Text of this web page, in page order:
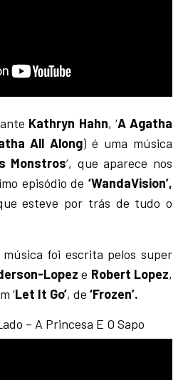
Kathryn Hahn, ‘A Agatha
All Along) é uma música
Monstros‘, que aparece nos
episódio de ‘WandaVision’,
esteve por trás de tudo o
foi escrita pelos super
Lopez e Robert Lopez,
‘Let It Go’, de‘Frozen’.
– A Princesa E O Sapo